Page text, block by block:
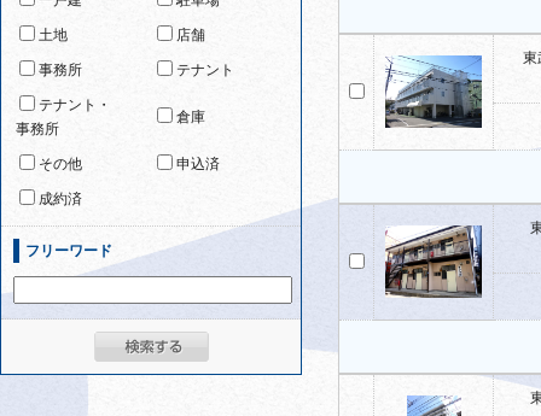
東
土地 店舗
事務所 テナント
テナント・
事務所
倉庫
その他 申込済
成約済
フリーワード